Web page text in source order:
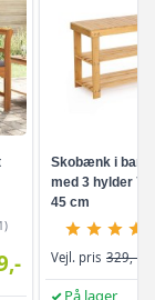
Skobænk i
med 3 hylder 70
45 cm
Vejl. pris 329,-
På lager